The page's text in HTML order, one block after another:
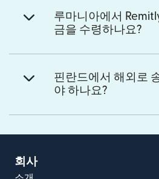
루마니아에서
금을 수령하나요?
핀란드에서 해외로
야 하나요?
회사